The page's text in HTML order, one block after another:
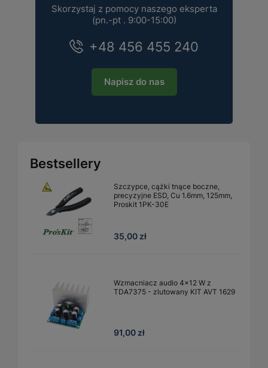
Skorzystaj z pomocy naszego eksperta
(pn.-pt . 9:00-15:00)
+48 456 455 240
Napisz do nas
Bestsellery
Szczypce, cążki tnące boczne,
precyzyjne ESD, Cu 1.6mm, 125mm,
Proskit 1PK-30E
35,00 zł
Wzmacniacz audio 4×12 W z
TDA7375 - zlutowany KIT AVT 1629
91,00 zł